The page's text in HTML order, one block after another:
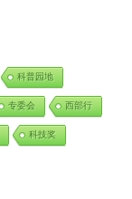
科普园地
专委会 西部行
科技奖